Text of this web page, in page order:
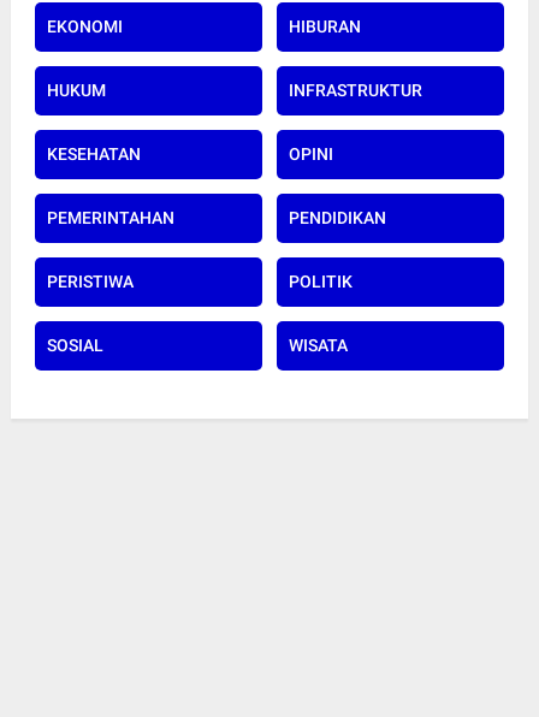
EKONOMI HIBURAN
HUKUM INFRASTRUKTUR
KESEHATAN OPINI
PEMERINTAHAN PENDIDIKAN
PERISTIWA POLITIK
SOSIAL WISATA